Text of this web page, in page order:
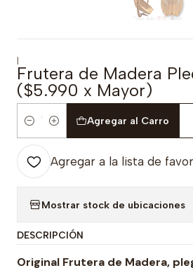
|
Frutera de Madera
($5.990 x Mayor)
Cantidad
Agregar al Carro
Agregar a la lista de
Mostrar stock de ubicaciones
DESCRIPCIÓN
Original Frutera de Madera,